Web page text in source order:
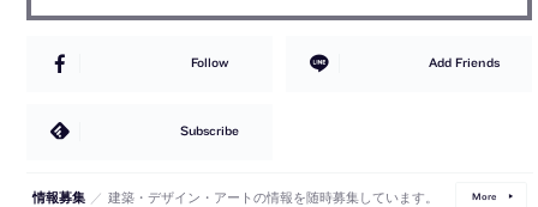
Follow Add Friends
Subscribe
情報募集 ／ 建築・デザイン・アートの情報を随時募集しています。 More